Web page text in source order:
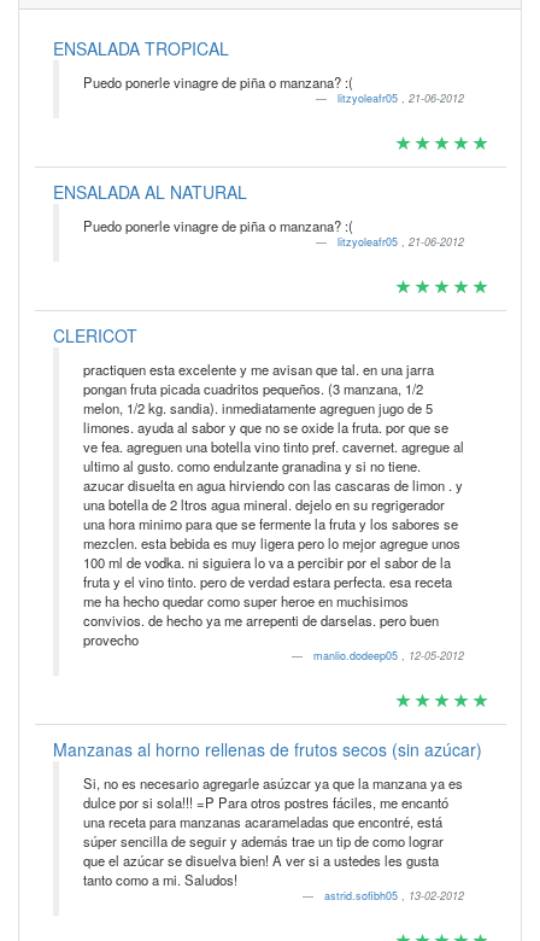
ENSALADA TROPICAL
Puedo ponerle vinagre de piña o manzana? :(
litzyoleafr05 , 21-06-2012
ENSALADA AL NATURAL
Puedo ponerle vinagre de piña o manzana? :(
litzyoleafr05 , 21-06-2012
CLERICOT
practiquen esta excelente y me avisan que tal. en una jarra
pongan fruta picada cuadritos pequeños. (3 manzana, 1/2
melon, 1/2 kg. sandia). inmediatamente agreguen jugo de 5
limones. ayuda al sabor y que no se oxide la fruta. por que se
ve fea. agreguen una botella vino tinto pref. cavernet. agregue al
ultimo al gusto. como endulzante granadina y si no tiene.
azucar disuelta en agua hirviendo con las cascaras de limon . y
una botella de 2 ltros agua mineral. dejelo en su regrigerador
una hora minimo para que se fermente la fruta y los sabores se
mezclen. esta bebida es muy ligera pero lo mejor agregue unos
100 ml de vodka. ni siguiera lo va a percibir por el sabor de la
fruta y el vino tinto. pero de verdad estara perfecta. esa receta
me ha hecho quedar como super heroe en muchisimos
convivios. de hecho ya me arrepenti de darselas. pero buen
provecho
manlio.dodeep05 , 12-05-2012
Manzanas al horno rellenas de frutos secos (sin azúcar)
Si, no es necesario agregarle asúzcar ya que la manzana ya es
dulce por si sola!!! =P Para otros postres fáciles, me encantó
una receta para manzanas acarameladas que encontré, está
súper sencilla de seguir y además trae un tip de como lograr
que el azúcar se disuelva bien! A ver si a ustedes les gusta
tanto como a mi. Saludos!
astrid.sofibh05 , 13-02-2012